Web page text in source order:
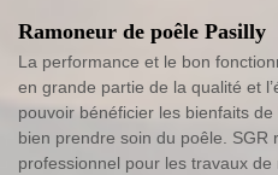
Ramoneur de poêle Pasilly
La performance et le bon
en grande partie de la qualité et
pouvoir bénéficier les bienfaits
bien prendre soin du poêle.
professionnel pour les travaux